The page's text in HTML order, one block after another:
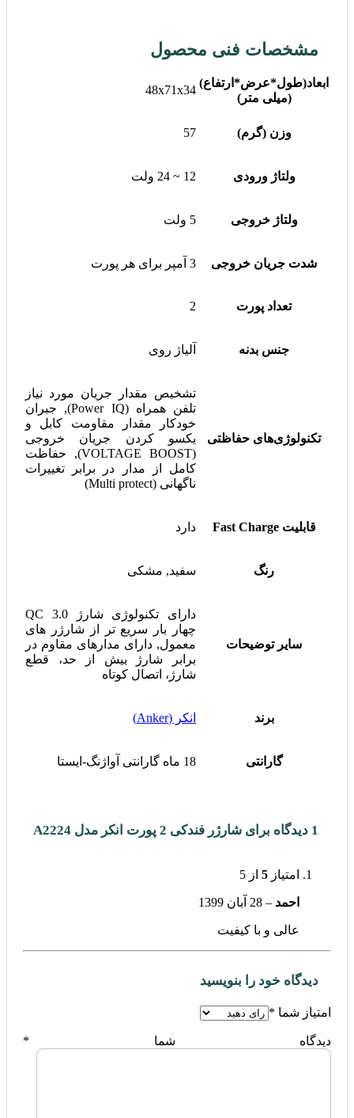
مشخصات فنی محصول
ابعاد(طول*عرض*ارتفاع)
(میلی متر)
48x71x34
وزن (گرم) 57
ولتاژ ورودی 12 ~ 24 ولت
ولتاژ خروجی 5 ولت
شدت جریان خروجی 3 آمپر برای هر پورت
تعداد پورت 2
جنس بدنه آلیاژ روی
تکنولوژی‌های حفاظتی
تشخیص مقدار جریان مورد نیاز
تلفن همراه (Power IQ), جبران
خودکار مقدار مقاومت کابل و
یکسو کردن جریان خروجی
(VOLTAGE BOOST), حفاظت
کامل از مدار در برابر تغییرات
ناگهانی (Multi protect)
قابلیت Fast Charge دارد
رنگ سفید, مشکی
سایر توضیحات
دارای تکنولوژی شارژ QC 3.0
چهار بار سریع تر از شارژر های
معمول, دارای مدارهای مقاوم در
برابر شارژ بیش از حد، قطع
شارژ، اتصال کوتاه
برند انکر (Anker)
گارانتی 18 ماه گارانتی آواژنگ-ایستا
1 دیدگاه برای شارژر فندکی 2 پورت انکر مدل A2224
امتیاز 5 از 5
احمد – 28 آبان 1399
عالی و با کیفیت
دیدگاه خود را بنویسید
امتیاز شما *
دیدگاه شما *